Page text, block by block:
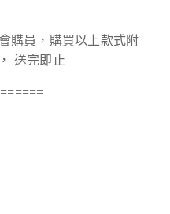
購員，購買以上款式附
送完即止